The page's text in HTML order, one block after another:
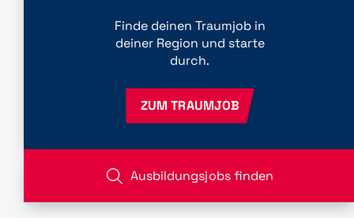
Finde deinen Traumjob in
deiner Region und starte
durch.
ZUM TRAUMJOB
Ausbildungsjobs finden